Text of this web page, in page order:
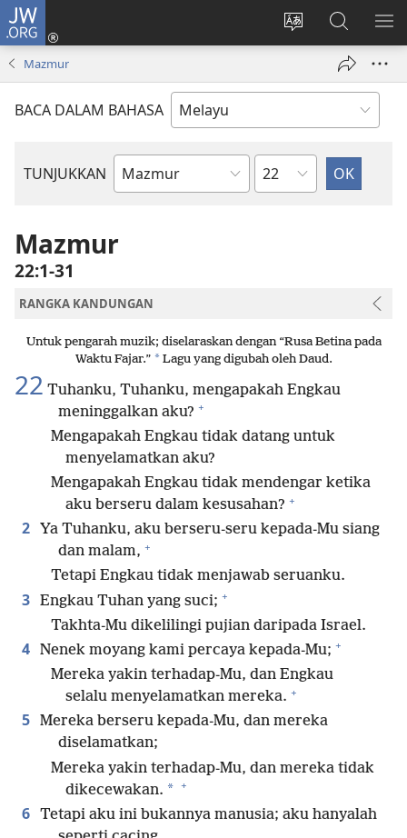
JW.ORG
Tukar
bahasa
web
Log
Masuk
baharu)
Cari
JW.ORG
Mazmur
BACA DALAM BAHASA
TUNJUKKAN
Buku
Bab
Mazmur
22:1-31
RANGKA KANDUNGAN
Untuk pengarah muzik; diselaraskan dengan “Rusa Betina pada
Waktu Fajar.” *Lagu yang digubah oleh Daud.
22 Tuhanku, Tuhanku, mengapakah Engkau
meninggalkan aku? +
Mengapakah Engkau tidak datang untuk
menyelamatkan aku?
Mengapakah Engkau tidak mendengar ketika
aku berseru dalam kesusahan? +
2
Ya Tuhanku, aku berseru-seru kepada-Mu siang
dan malam, +
Tetapi Engkau tidak menjawab seruanku.
3 Engkau Tuhan yang suci; +
Takhta-Mu dikelilingi pujian daripada Israel.
4 Nenek moyang kami percaya kepada-Mu; +
Mereka yakin terhadap-Mu, dan Engkau
selalu menyelamatkan mereka. +
5 Mereka berseru kepada-Mu, dan mereka
diselamatkan;
Mereka yakin terhadap-Mu, dan mereka tidak
dikecewakan. * +
6 Tetapi aku ini bukannya manusia; aku hanyalah